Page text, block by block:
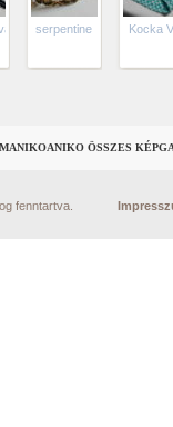
serpentine Kocka
ÖSSZES
fenntartva.